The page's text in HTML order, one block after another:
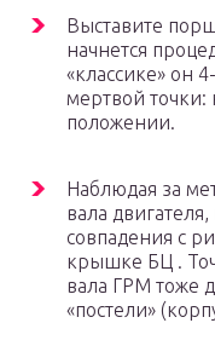
Выставите
начнется
«классике» он
мертвой точки:
положении.
Наблюдая за
вала
совпадения с
крышке БЦ .
вала ГРМ тоже
«постели»